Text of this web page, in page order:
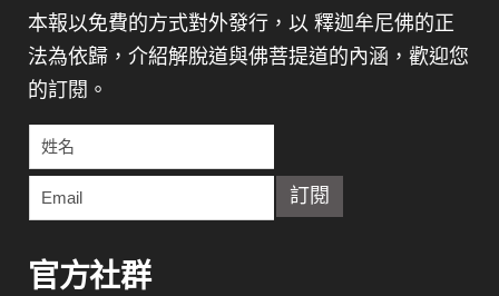
本報以免費的方式對外發行，以 釋迦牟尼佛的正
法為依歸，介紹解脫道與佛菩提道的內涵，歡迎您
的訂閱。
官方社群